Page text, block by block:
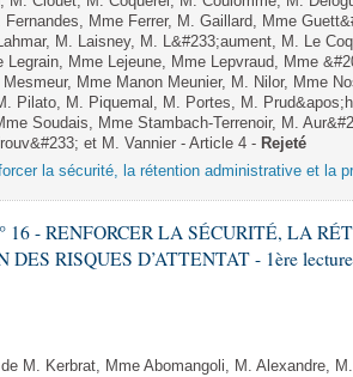
Fernandes, Mme Ferrer, M. Gaillard, Mme
M. Laisney, M. L&#233;aument, M. Le
Legrain, Mme Lejeune, Mme Lepvraud, Mme
Mme Manon Meunier, M. Nilor, Mme
Pilato, M. Piquemal, M. Portes, M.
Soudais, Mme Stambach-Terrenoir, M.
et M. Vannier - Article 4 - Rejeté
la sécurité, la rétention administrative et la
16 - RENFORCER LA SÉCURITÉ, LA
RISQUES D’ATTENTAT - 1ère lecture
M. Kerbrat, Mme Abomangoli, M. Alexandre,